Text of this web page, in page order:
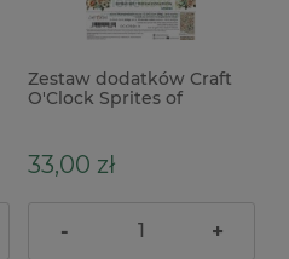
Zestaw dodatków Craft
O'Clock Sprites of
33,00 zł
- +